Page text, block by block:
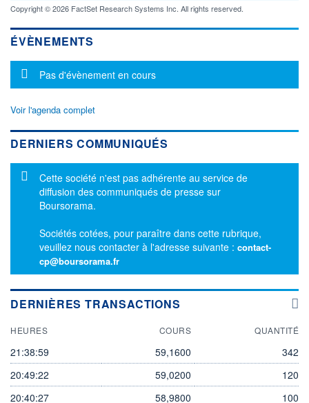
Copyright © 2026 FactSet Research Systems Inc. All rights reserved.
ÉVÈNEMENTS
Message d'information
Pas d'évènement en cours
Voir l'agenda complet
DERNIERS COMMUNIQUÉS
Message d'information
Cette société n'est pas adhérente au service de
diffusion des communiqués de presse sur
Boursorama.
Sociétés cotées, pour paraître dans cette rubrique,
veuillez nous contacter à l'adresse suivante : contact-
cp@boursorama.fr
DERNIÈRES TRANSACTIONS
HEURES COURS QUANTITÉ
21:38:59 59,1600
342
20:49:22
59,0200
120
20:40:27
58,9800 100